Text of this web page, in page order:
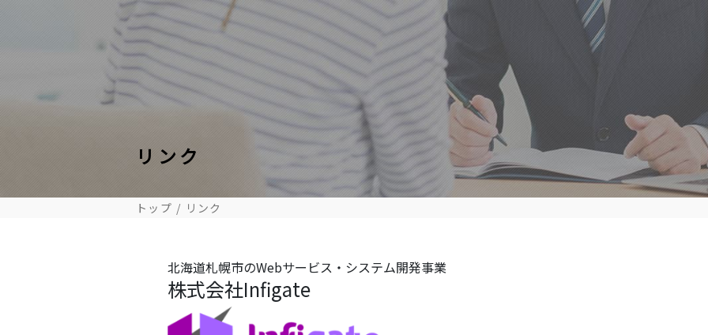
011-222-
事務所案内
ABOUT
弁護士紹介
LAWYER
個人のお客様
PERSONAL
法人のお客様
CORPORATE
リンク
トップ リンク
北海道札幌市のWebサービス・システム開発事業
株式会社Infigate